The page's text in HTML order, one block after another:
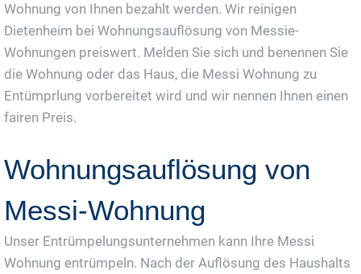
Wohnung von Ihnen bezahlt werden. Wir reinigen
Dietenheim bei Wohnungsauflösung von Messie-
Wohnungen preiswert. Melden Sie sich und benennen Sie
die Wohnung oder das Haus, die Messi Wohnung zu
Entümprlung vorbereitet wird und wir nennen Ihnen einen
fairen Preis.
Wohnungsauflösung von
Messi-Wohnung
Unser Entrümpelungsunternehmen kann Ihre Messi
Wohnung entrümpeln. Nach der Auflösung des Haushalts